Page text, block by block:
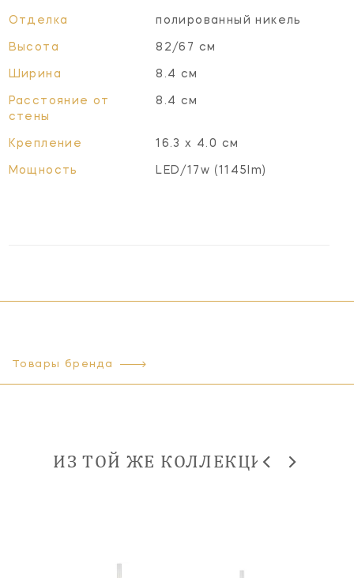
Отделка полированный никель
Высота 82/67 см
Ширина 8.4 см
Расстояние от
стены
8.4 см
Крепление 16.3 х 4.0 см
Мощность LED/17w (1145lm)
Товары бренда
ИЗ ТОЙ ЖЕ КОЛЛЕКЦИИ